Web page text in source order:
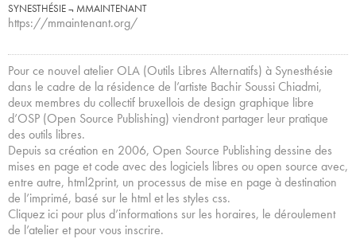
SYNESTHÉSIE ¬ MMAINTENANT
https://mmaintenant.org/
Pour ce nouvel atelier OLA (Outils Libres Alternatifs) à Synesthésie
dans le cadre de la résidence de l’artiste Bachir Soussi Chiadmi,
deux membres du collectif bruxellois de design graphique libre
d’OSP (Open Source Publishing) viendront partager leur pratique
des outils libres.
Depuis sa création en 2006, Open Source Publishing dessine des
mises en page et code avec des logiciels libres ou open source avec,
entre autre, html2print, un processus de mise en page à destination
de l’imprimé, basé sur le html et les styles css.
Cliquez ici pour plus d’informations sur les horaires, le déroulement
de l’atelier et pour vous inscrire.